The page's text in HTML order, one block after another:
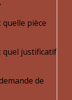
pièce
quel justificatif
de